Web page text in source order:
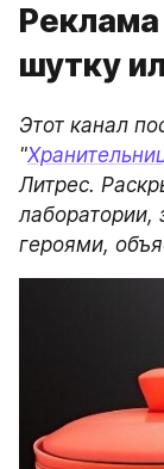
шутку
Этот канал
"
Литрес.
героями,